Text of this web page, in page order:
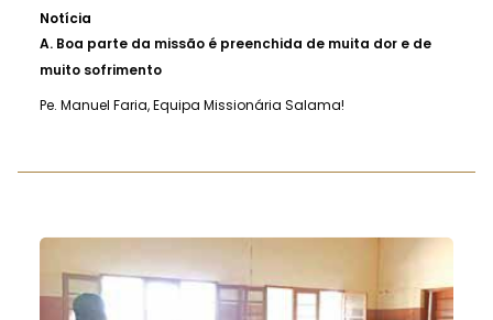
Notícia
A. Boa parte da missão é preenchida de muita dor e de
muito sofrimento
Pe. Manuel Faria, Equipa Missionária Salama!